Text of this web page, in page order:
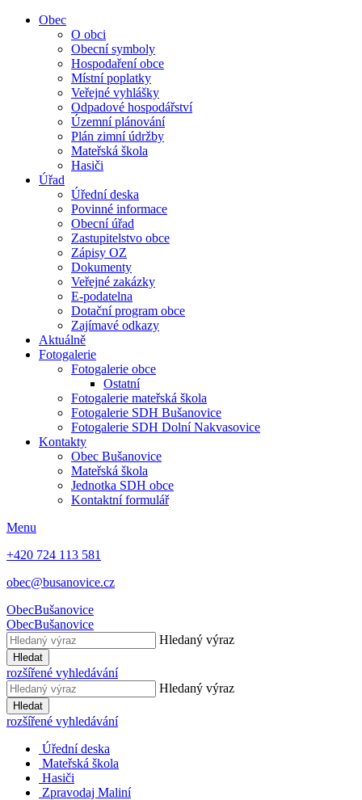
Obec
O obci
Obecní symboly
Hospodaření obce
Místní poplatky
Veřejné vyhlášky
Odpadové hospodářství
Územní plánování
Plán zimní údržby
Mateřská škola
Hasiči
Úřad
Úřední deska
Povinné informace
Obecní úřad
Zastupitelstvo obce
Zápisy OZ
Dokumenty
Veřejné zakázky
E-podatelna
Dotační program obce
Zajímavé odkazy
Aktuálně
Fotogalerie
Fotogalerie obce
Ostatní
Fotogalerie mateřská škola
Fotogalerie SDH Bušanovice
Fotogalerie SDH Dolní Nakvasovice
Kontakty
Obec Bušanovice
Mateřská škola
Jednotka SDH obce
Kontaktní formulář
Menu
+420 724 113 581
obec@busanovice.cz
ObecBušanovice
ObecBušanovice
Hledaný výraz
Hledat
rozšířené vyhledávání
Hledaný výraz
Hledat
rozšířené vyhledávání
Úřední deska
Mateřská škola
Hasiči
Zpravodaj Maliní